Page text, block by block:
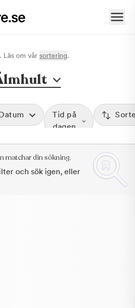
. Läs om vår sortering.
Tid på
dagen
matchar din sökning.
och sök igen, eller